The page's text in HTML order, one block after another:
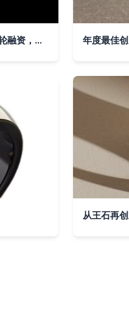
智能戒指制造商Oura Health完成新一轮融资，推动全球最先进的智能戒指技术升级
从王石再